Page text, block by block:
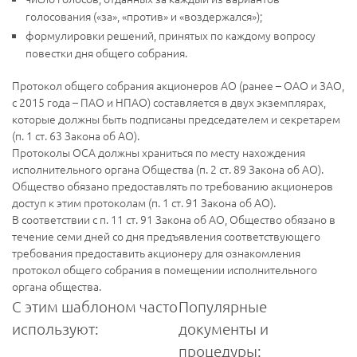
голосования («за», «против» и «воздержался»);
формулировки решений, принятых по каждому вопросу
повестки дня общего собрания.
Протокол общего собрания акционеров АО (ранее – ОАО и ЗАО,
с 2015 года – ПАО и НПАО) составляется в двух экземплярах,
которые должны быть подписаны председателем и секретарем
(п. 1 ст. 63 Закона об АО).
Протоколы ОСА должны храниться по месту нахождения
исполнительного органа Общества (п. 2 ст. 89 Закона об АО).
Общество обязано предоставлять по требованию акционеров
доступ к этим протоколам (п. 1 ст. 91 Закона об АО).
В соответствии с п. 11 ст. 91 Закона об АО, Общество обязано в
течение семи дней со дня предъявления соответствующего
требования предоставить акционеру для ознакомления
протокол общего собрания в помещении исполнительного
органа общества.
С этим шаблоном часто
используют:
Популярные
документы и
процедуры: